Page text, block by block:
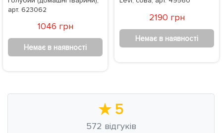
арт. 623062
1046 грн
Немає в наявності
2190 грн
Немає в наявності
★ 5
572 відгуків